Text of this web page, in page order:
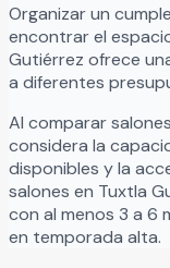
Organizarun
encontrar el
Gutiérrez ofrece
a diferentes
Al comparar
considera la
disponibles y la
salones en Tuxtla
con al menos 3 a 6
en temporada alta.